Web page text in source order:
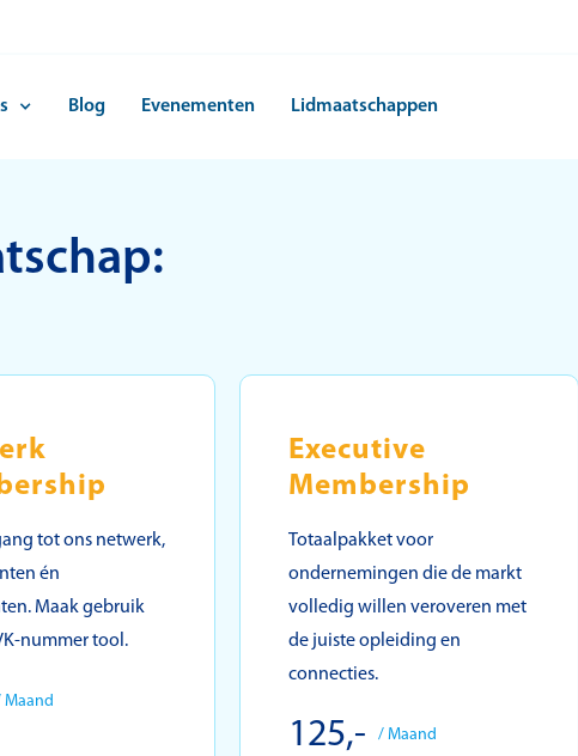
Blog Evenementen Lidmaatschappen
tot ons netwerk,
én
Maak gebruik
nummer tool.
Maand
Executive
Membership
Totaalpakket voor
ondernemingen die de markt
volledig willen veroveren met
de juiste opleiding en
connecties.
125,- / Maand